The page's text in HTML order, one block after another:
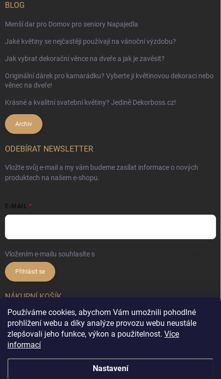
Používáme cookies, abychom Vám umožnili pohodlné
prohlížení webu a díky analýze provozu webu neustále
zlepšovali jeho funkce, výkon a použitelnost. Více
informací
Nastavení
BLOG
Menší dar pro Domov pro seniory Napajedla
Jaké květiny se nejčastěji používají na vánoční výzdobu?
Jak vybrat dekorační věnce na dveře a jak je zavěsit?
Originální dárek pro kamarádku? Vyberte ji květinovou dekoraci nebo
věnec na dveře!
Krásné a kvalitní svatební květiny? Jedině Dekorboss.cz!
Archiv
ODEBÍRAT NEWSLETTER
Vložte svůj e-mail a my vám budeme zasílat informace o nových
produktech na našem e-shopu.
E-MAIL
Vložením e-mailu souhlasíte s
Přihlásit se
NÁKUPNÍ KOŠÍK
0ks /0 Kč
. Všechna práva vyhrazena.